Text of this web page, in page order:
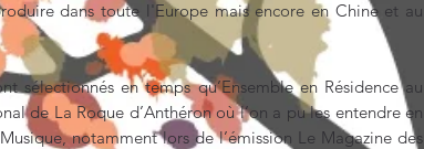
dans toute l'Europe mais encore en Chine et au
sélectionnés en temps qu’Ensemble en Résidence au
de La Roque d’Anthéron où l’on a pu les entendre en
notamment lors de l’émission Le Magazine des